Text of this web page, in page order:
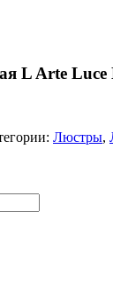
L Arte Luce
Люстры,